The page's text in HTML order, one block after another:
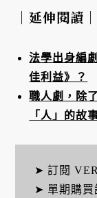
｜延伸閱讀｜
法學出身編
佳利益》？
職人劇，除
「人」的故
➤ 訂閱
➤ 單期購買